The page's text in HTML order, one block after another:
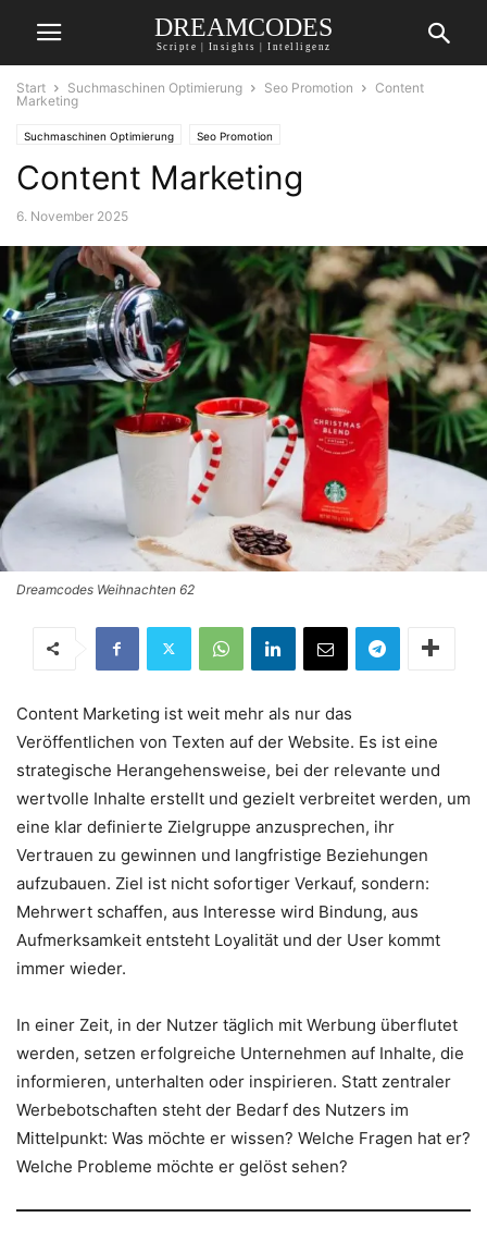
DREAMCODES
Scripte | Insights | Intelligenz
Start Suchmaschinen Optimierung Seo Promotion
Content
Marketing
Suchmaschinen Optimierung Seo Promotion
Content Marketing
6. November 2025
Dreamcodes Weihnachten 62
Content Marketing ist weit mehr als nur das
Veröffentlichen von Texten auf der Website. Es ist eine
strategische Herangehensweise, bei der relevante und
wertvolle Inhalte erstellt und gezielt verbreitet werden, um
eine klar definierte Zielgruppe anzusprechen, ihr
Vertrauen zu gewinnen und langfristige Beziehungen
aufzubauen. Ziel ist nicht sofortiger Verkauf, sondern:
Mehrwert schaffen, aus Interesse wird Bindung, aus
Aufmerksamkeit entsteht Loyalität und der User kommt
immer wieder.
In einer Zeit, in der Nutzer täglich mit Werbung überflutet
werden, setzen erfolgreiche Unternehmen auf Inhalte, die
informieren, unterhalten oder inspirieren. Statt zentraler
Werbebotschaften steht der Bedarf des Nutzers im
Mittelpunkt: Was möchte er wissen? Welche Fragen hat er?
Welche Probleme möchte er gelöst sehen?